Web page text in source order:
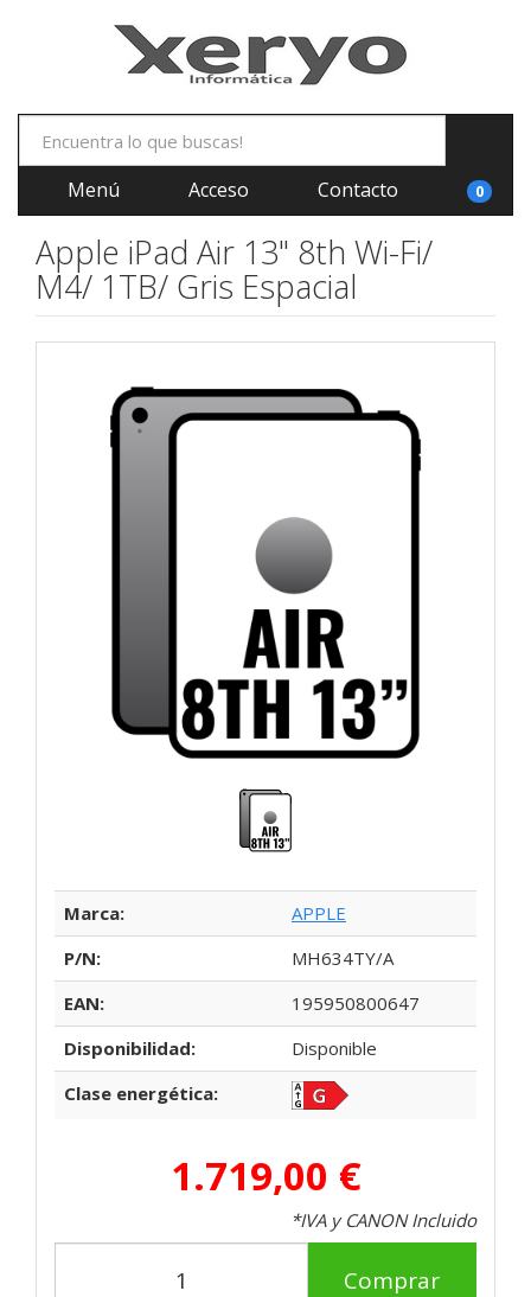
Menú Acceso Contacto 0
Apple iPad Air 13" 8th Wi-Fi/
M4/ 1TB/ Gris Espacial
Marca:
APPLE
P/N:
MH634TY/A
EAN:
195950800647
Disponibilidad:
Disponible
Clase energética:
1.719,00 €
*IVA y CANON Incluido
Comprar